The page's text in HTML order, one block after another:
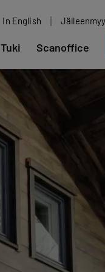
In English
Tuki Scanoffice